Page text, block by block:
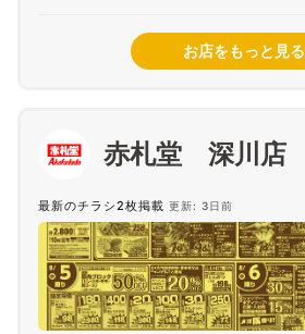
お店をもっと見る
赤札堂 深川店
最新のチラシ2枚掲載 更新: 3日前